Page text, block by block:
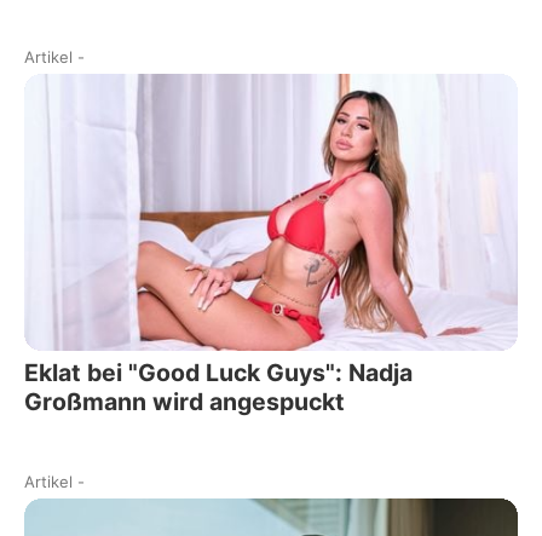
Artikel -
Eklat bei "Good Luck Guys": Nadja
Großmann wird angespuckt
Artikel -